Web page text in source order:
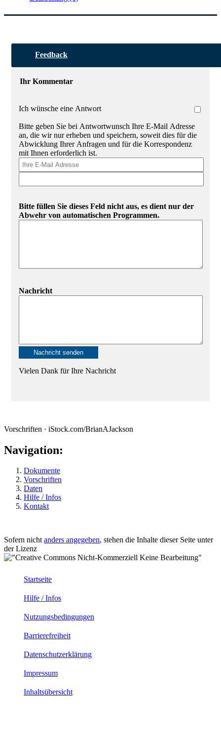
Feedback
Ihr Kommentar
Ich wünsche eine Antwort
Bitte geben Sie bei Antwortwunsch Ihre E-Mail Adresse
an, die wir nur erheben und speichern, soweit dies für die
Abwicklung Ihrer Anfragen und für die Korrespondenz
mit Ihnen erforderlich ist.
Bitte füllen Sie dieses Feld nicht aus, es dient nur der
Abwehr von automatischen Programmen.
Nachricht
Vielen Dank für Ihre Nachricht
Vorschriften · iStock.com/BrianAJackson
Navigation:
Dokumente
Vorschriften
Daten
Hilfe / Infos
Kontakt
Sofern nichtanders angegeben, stehen die Inhalte dieser Seite unter
der Lizenz
Startseite
Hilfe / Infos
Nutzungsbedingungen
Barrierefreiheit
Datenschutzerklärung
Impressum
Inhaltsübersicht